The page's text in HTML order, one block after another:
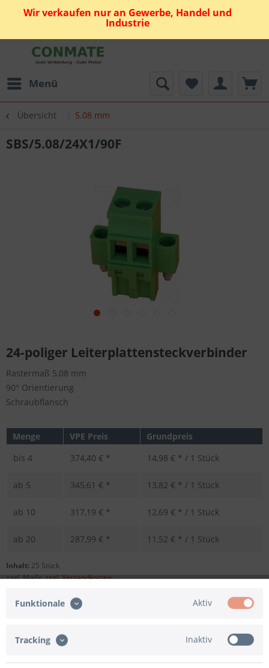
Wir verkaufen nur an Gewerbe, Handel und
Industrie
Menü
Übersicht 5.08 mm
SBS/5.08/24X1/90F
24-poliger Leiterplattensteckverbinder
Rastermaß 5,08 mm
90° Orientierung
Schraubflansch
Menge VPE Preis
Grundpreis
bis 4 374,40 € * 14,98 € * / 1 Stück
ab 5 345,61 € * 13,82 € * / 1 Stück
ab 10 317,19 € * 12,69 € * / 1 Stück
ab 20 287,99 € * 11,52 € * / 1 Stück
Inhalt: 25 Stück
zzgl. MwSt.zzgl. Versandkosten
Funktionale Aktiv
Tracking Inaktiv